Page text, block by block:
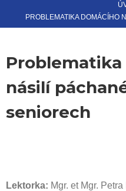
PROBLEMATIKA DOMÁCÍHO
násilí
seniorech
Lektorka: Mgr. et Mgr.